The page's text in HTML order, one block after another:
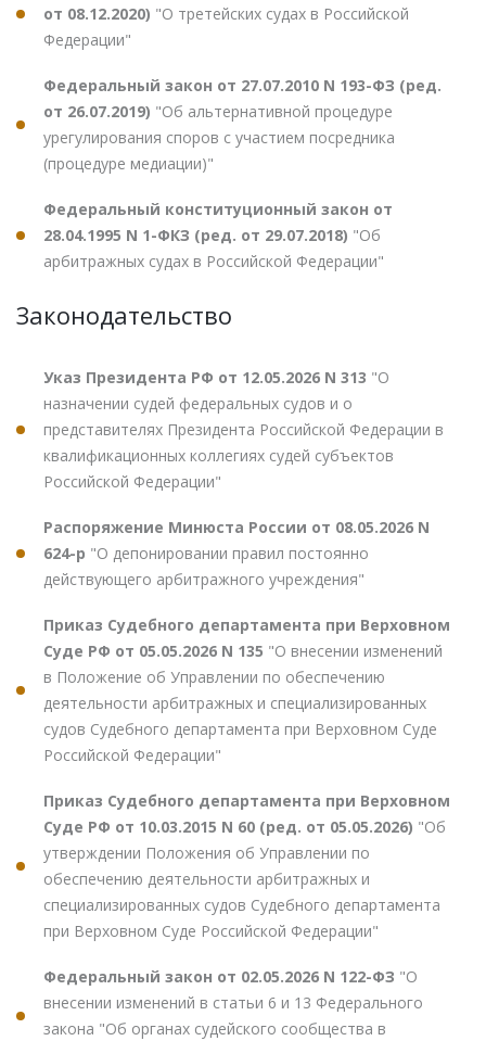
от 08.12.2020) "О третейских судах в Российской
Федерации"
Федеральный закон от 27.07.2010 N 193-ФЗ (ред.
от 26.07.2019) "Об альтернативной процедуре
урегулирования споров с участием посредника
(процедуре медиации)"
Федеральный конституционный закон от
28.04.1995 N 1-ФКЗ (ред. от 29.07.2018) "Об
арбитражных судах в Российской Федерации"
Законодательство
Указ Президента РФ от 12.05.2026 N 313 "О
назначении судей федеральных судов и о
представителях Президента Российской Федерации в
квалификационных коллегиях судей субъектов
Российской Федерации"
Распоряжение Минюста России от 08.05.2026 N
624-р "О депонировании правил постоянно
действующего арбитражного учреждения"
Приказ Судебного департамента при Верховном
Суде РФ от 05.05.2026 N 135 "О внесении изменений
в Положение об Управлении по обеспечению
деятельности арбитражных и специализированных
судов Судебного департамента при Верховном Суде
Российской Федерации"
Приказ Судебного департамента при Верховном
Суде РФ от 10.03.2015 N 60 (ред. от 05.05.2026) "Об
утверждении Положения об Управлении по
обеспечению деятельности арбитражных и
специализированных судов Судебного департамента
при Верховном Суде Российской Федерации"
Федеральный закон от 02.05.2026 N 122-ФЗ "О
внесении изменений в статьи 6 и 13 Федерального
закона "Об органах судейского сообщества в